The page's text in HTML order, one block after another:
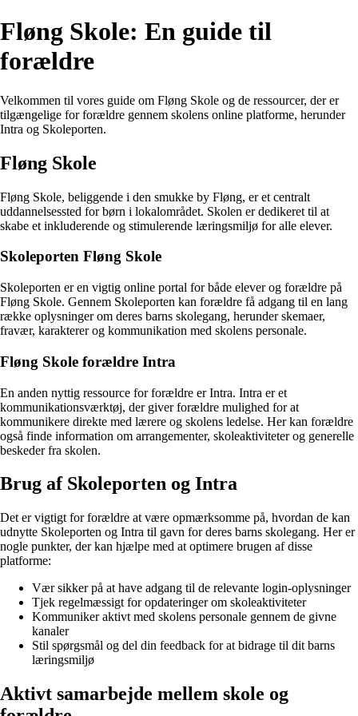
Fløng Skole: En guide til
forældre
Velkommen til vores guide om Fløng Skole og de ressourcer, der er
tilgængelige for forældre gennem skolens online platforme, herunder
Intra og Skoleporten.
Fløng Skole
Fløng Skole, beliggende i den smukke by Fløng, er et centralt
uddannelsessted for børn i lokalområdet. Skolen er dedikeret til at
skabe et inkluderende og stimulerende læringsmiljø for alle elever.
Skoleporten Fløng Skole
Skoleporten er en vigtig online portal for både elever og forældre på
Fløng Skole. Gennem Skoleporten kan forældre få adgang til en lang
række oplysninger om deres barns skolegang, herunder skemaer,
fravær, karakterer og kommunikation med skolens personale.
Fløng Skole forældre Intra
En anden nyttig ressource for forældre er Intra. Intra er et
kommunikationsværktøj, der giver forældre mulighed for at
kommunikere direkte med lærere og skolens ledelse. Her kan forældre
også finde information om arrangementer, skoleaktiviteter og generelle
beskeder fra skolen.
Brug af Skoleporten og Intra
Det er vigtigt for forældre at være opmærksomme på, hvordan de kan
udnytte Skoleporten og Intra til gavn for deres barns skolegang. Her er
nogle punkter, der kan hjælpe med at optimere brugen af disse
platforme:
Vær sikker på at have adgang til de relevante login-oplysninger
Tjek regelmæssigt for opdateringer om skoleaktiviteter
Kommuniker aktivt med skolens personale gennem de givne
kanaler
Stil spørgsmål og del din feedback for at bidrage til dit barns
læringsmiljø
Aktivt samarbejde mellem skole og